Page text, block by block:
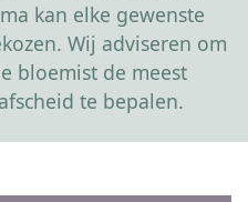
kan elke gewenste
Wij adviseren om
bloemist de meest
te bepalen.